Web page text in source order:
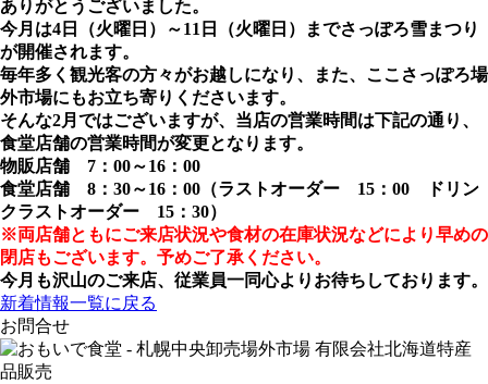
ありがとうございました。
今月は4日（火曜日）～11日（火曜日）までさっぽろ雪まつり
が開催されます。
毎年多く観光客の方々がお越しになり、また、ここさっぽろ場
外市場にもお立ち寄りくださいます。
そんな2月ではございますが、当店の営業時間は下記の通り、
食堂店舗の営業時間が変更となります。
物販店舗 7：00～16：00
食堂店舗 8：30～16：00（ラストオーダー 15：00 ドリン
クラストオーダー 15：30）
※両店舗ともにご来店状況や食材の在庫状況などにより早めの
閉店もございます。予めご了承ください。
今月も沢山のご来店、従業員一同心よりお待ちしております。
新着情報一覧に戻る
お問合せ